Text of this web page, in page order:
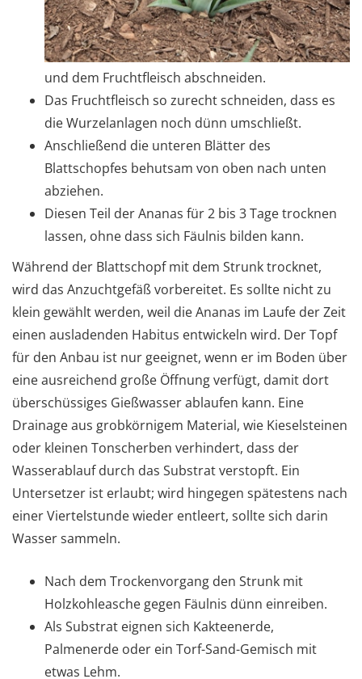
und dem Fruchtfleisch abschneiden.
Das Fruchtfleisch so zurecht schneiden, dass es
die Wurzelanlagen noch dünn umschließt.
Anschließend die unteren Blätter des
Blattschopfes behutsam von oben nach unten
abziehen.
Diesen Teil der Ananas für 2 bis 3 Tage trocknen
lassen, ohne dass sich Fäulnis bilden kann.
Während der Blattschopf mit dem Strunk trocknet,
wird das Anzuchtgefäß vorbereitet. Es sollte nicht zu
klein gewählt werden, weil die Ananas im Laufe der Zeit
einen ausladenden Habitus entwickeln wird. Der Topf
für den Anbau ist nur geeignet, wenn er im Boden über
eine ausreichend große Öffnung verfügt, damit dort
überschüssiges Gießwasser ablaufen kann. Eine
Drainage aus grobkörnigem Material, wie Kieselsteinen
oder kleinen Tonscherben verhindert, dass der
Wasserablauf durch das Substrat verstopft. Ein
Untersetzer ist erlaubt; wird hingegen spätestens nach
einer Viertelstunde wieder entleert, sollte sich darin
Wasser sammeln.
Nach dem Trockenvorgang den Strunk mit
Holzkohleasche gegen Fäulnis dünn einreiben.
Als Substrat eignen sich Kakteenerde,
Palmenerde oder ein Torf-Sand-Gemisch mit
etwas Lehm.